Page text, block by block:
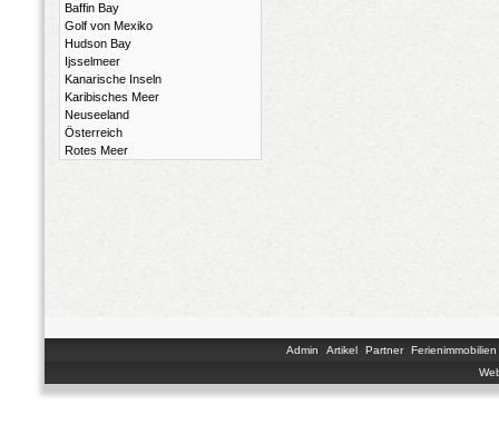
Baffin Bay
Golf von Mexiko
Hudson Bay
Ijsselmeer
Kanarische Inseln
Karibisches Meer
Neuseeland
Österreich
Rotes Meer
Admin Artikel Partner
Ferienimmobilien